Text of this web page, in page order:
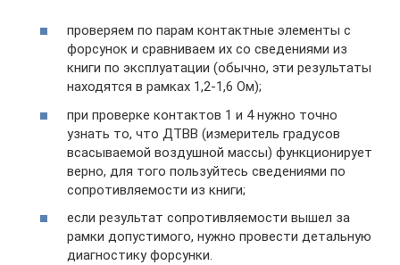
проверяем по парам контактные элементы с
форсунок и сравниваем их со сведениями из
книги по эксплуатации (обычно, эти результаты
находятся в рамках 1,2-1,6 Ом);
при проверке контактов 1 и 4 нужно точно
узнать то, что ДТВВ (измеритель градусов
всасываемой воздушной массы) функционирует
верно, для того пользуйтесь сведениями по
сопротивляемости из книги;
если результат сопротивляемости вышел за
рамки допустимого, нужно провести детальную
диагностику форсунки.